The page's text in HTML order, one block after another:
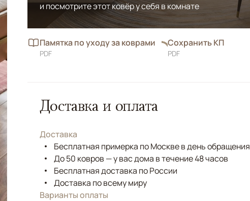
и посмотрите этот ковёр у себя в комнате
Памятка по уходу за коврами
PDF
Сохранить КП
PDF
Доставка и оплата
Доставка
Бесплатная примерка по Москве в день обращения
До 50 ковров — у вас дома в течение 48 часов
Бесплатная доставка по России
Доставка по всему миру
Варианты оплаты